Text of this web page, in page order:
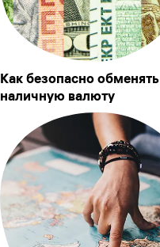
Как безопасно обменять
наличную валюту